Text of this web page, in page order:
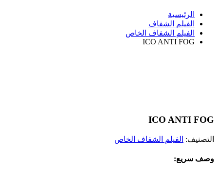
الرئيسية
الفيلم الشفاف
الفيلم الشفاف الخاص
ICO ANTI FOG
ICO ANTI FOG
التصنيف: الفيلم الشفاف الخاص
وصف سريع: